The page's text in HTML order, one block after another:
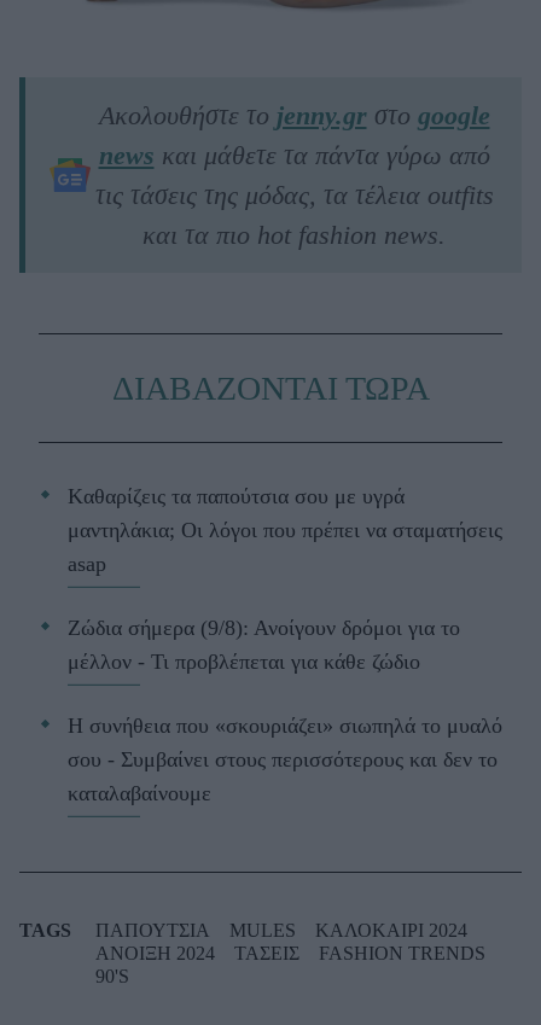
Ακολουθήστε το jenny.grστο google
news και μάθετε τα πάντα γύρω από
τις τάσεις της μόδας, τα τέλεια outfits
και τα πιο hot fashion news.
ΔΙΑΒΑΖΟΝΤΑΙ ΤΩΡΑ
Kαθαρίζεις τα παπούτσια σου με υγρά
μαντηλάκια; Οι λόγοι που πρέπει να σταματήσεις
asap
Ζώδια σήμερα (9/8): Ανοίγουν δρόμοι για το
μέλλον - Τι προβλέπεται για κάθε ζώδιο
Η συνήθεια που «σκουριάζει» σιωπηλά το μυαλό
σου - Συμβαίνει στους περισσότερους και δεν το
καταλαβαίνουμε
TAGS ΠΑΠΟΥΤΣΙΑ MULES
ΚΑΛΟΚΑΙΡΙ 2024
ΑΝΟΙΞΗ 2024
ΤΑΣΕΙΣ
FASHION TRENDS
90'S